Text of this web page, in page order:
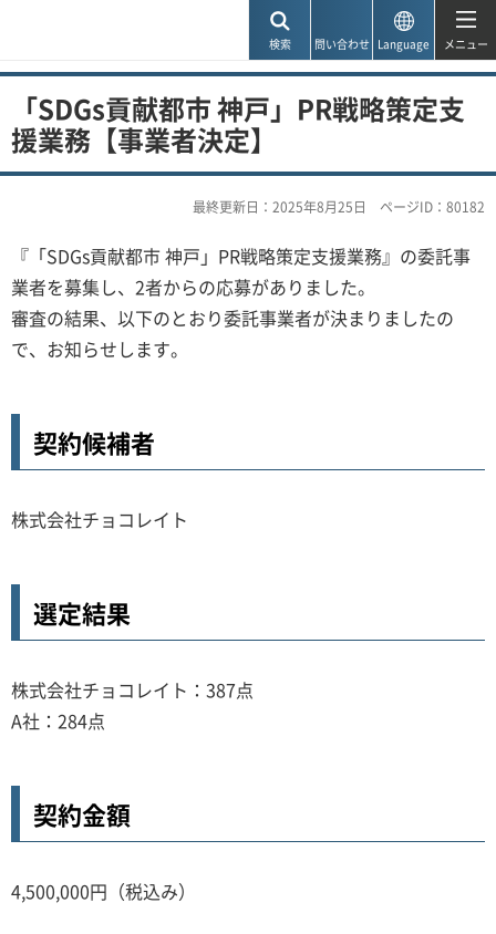
検索 問い合わせ Language メニュー
「SDGs貢献都市 神戸」PR戦略策定支
援業務【事業者決定】
最終更新日：2025年8月25日 ページID：80182
『「SDGs貢献都市 神戸」PR戦略策定支援業務』の委託事
業者を募集し、2者からの応募がありました。
審査の結果、以下のとおり委託事業者が決まりましたの
で、お知らせします。
契約候補者
株式会社チョコレイト
選定結果
株式会社チョコレイト：387点
A社：284点
契約金額
4,500,000円（税込み）